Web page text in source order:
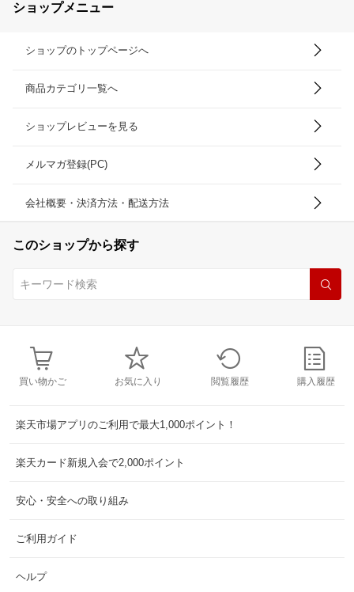
ショップメニュー
ショップのトップページへ
商品カテゴリ一覧へ
ショップレビューを見る
メルマガ登録(PC)
会社概要・決済方法・配送方法
このショップから探す
買い物かご お気に入り 閲覧履歴 購入履歴
楽天市場アプリのご利用で最大1,000ポイント！
楽天カード新規入会で2,000ポイント
安心・安全への取り組み
ご利用ガイド
ヘルプ